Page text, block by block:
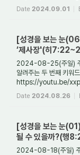
기록이라고 할 수 있다.
Date 2024.09.01
[성경을 보는 눈
‘제사장'(히
2024-08-25(주일) 주
알려주는 두 번째 키워
https://youtu.be/
무엇인가? 그것은 성경
Date 2024.08.26
[성경을 보는 눈
될 수 있을까?(
2024-08-18(주일) 주